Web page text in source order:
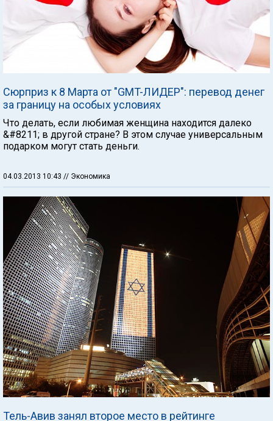
Сюрприз к 8 Марта от "GMT-ЛИДЕР": перевод денег
за границу на особых условиях
Что делать, если любимая женщина находится далеко
&#8211; в другой стране? В этом случае универсальным
подарком могут стать деньги.
04.03.2013 10:43 // Экономика
Тель-Авив занял второе место в рейтинге